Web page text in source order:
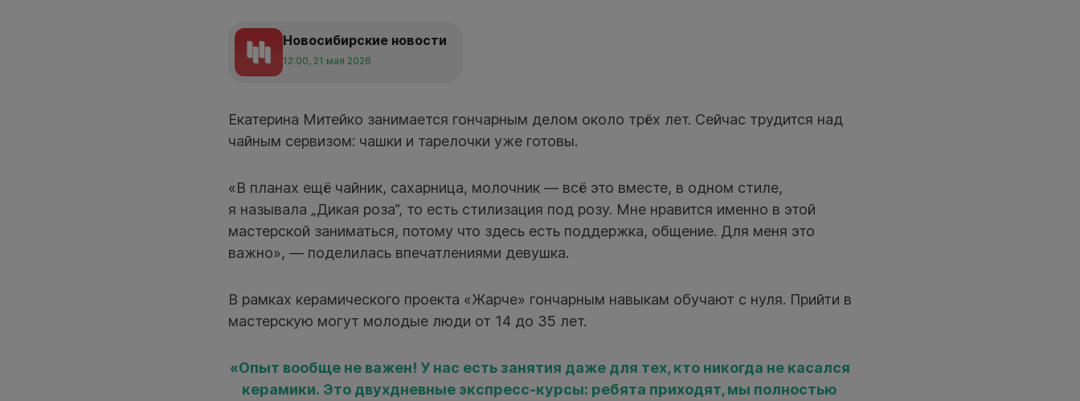
Новосибирские новости
12:00, 21 мая 2026
Екатерина Митейко занимается гончарным делом около трёх лет. Сейчас трудится над
чайным сервизом: чашки и тарелочки уже готовы.
«В планах ещё чайник, сахарница, молочник — всё это вместе, в одном стиле,
я называла „Дикая роза“, то есть стилизация под розу. Мне нравится именно в этой
мастерской заниматься, потому что здесь есть поддержка, общение. Для меня это
важно», — поделилась впечатлениями девушка.
В рамках керамического проекта «Жарче» гончарным навыкам обучают с нуля. Прийти в
мастерскую могут молодые люди от 14 до 35 лет.
«Опыт вообще не важен! У нас есть занятия даже для тех, кто никогда не касался
керамики. Это двухдневные экспресс-курсы: ребята приходят, мы полностью